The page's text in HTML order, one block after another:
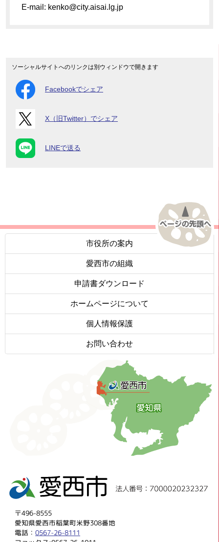
E-mail: kenko@city.aisai.lg.jp
ソーシャルサイトへのリンクは別ウィンドウで開きます
Facebookでシェア
X（旧Twitter）でシェア
LINEで送る
市役所の案内
愛西市の組織
申請書ダウンロード
ホームページについて
個人情報保護
お問い合わせ
〒496-8555
愛知県愛西市稲葉町米野308番地
電話：0567-26-8111